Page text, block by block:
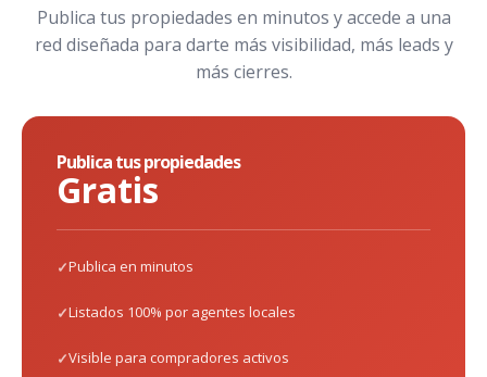
Publica tus propiedades en minutos y accede a una
red diseñada para darte más visibilidad, más leads y
más cierres.
Publica tus propiedades
Gratis
Publica en minutos
Listados 100% por agentes locales
Visible para compradores activos